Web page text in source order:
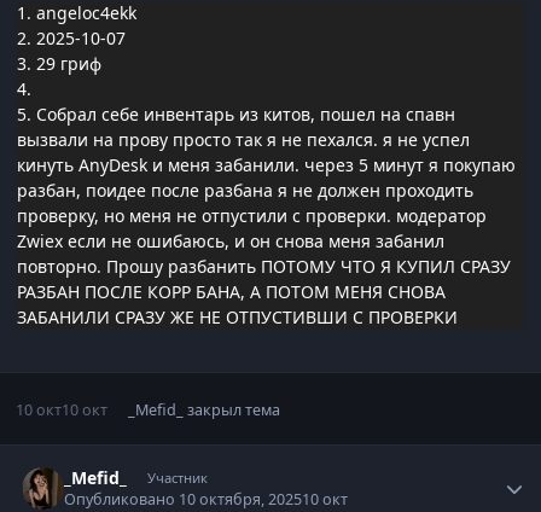
1. angeloc4ekk
2. 2025-10-07
3. 29 гриф
4.
5. Собрал себе инвентарь из китов, пошел на спавн
вызвали на прову просто так я не пехался. я не успел
кинуть AnyDesk и меня забанили. через 5 минут я покупаю
разбан, поидее после разбана я не должен проходить
проверку, но меня не отпустили с проверки. модератор
Zwiex если не ошибаюсь, и он снова меня забанил
повторно. Прошу разбанить ПОТОМУ ЧТО Я КУПИЛ СРАЗУ
РАЗБАН ПОСЛЕ КОРР БАНА, А ПОТОМ МЕНЯ СНОВА
ЗАБАНИЛИ СРАЗУ ЖЕ НЕ ОТПУСТИВШИ С ПРОВЕРКИ
10 окт10 окт _Mefid_ закрыл тема
_Mefid_ Участник
Опубликовано 10 октября, 202510 окт